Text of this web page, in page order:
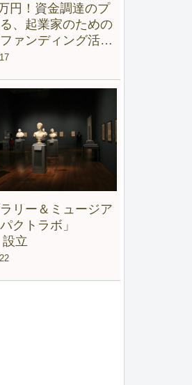
円！資金調達のプ
、起業家のための
ァンディング活用
信あり】
ラリー＆ミュージア
クトラボ」
設立